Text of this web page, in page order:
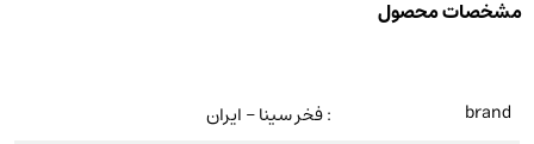
مشخصات محصول
brand
: فخر سینا – ایران